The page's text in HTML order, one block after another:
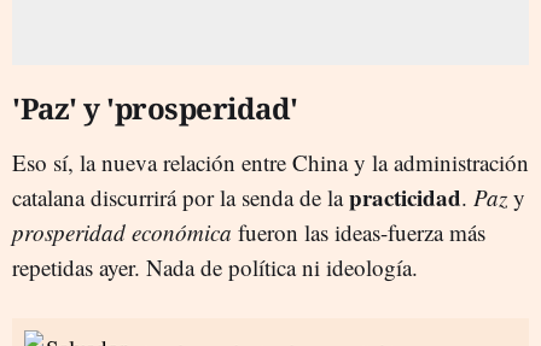
'Paz' y 'prosperidad'
Eso sí, la nueva relación entre China y la administración
catalana discurrirá por la senda de lapracticidad. Paz y
prosperidad económica fueron las ideas-fuerza más
repetidas ayer. Nada de política ni ideología.